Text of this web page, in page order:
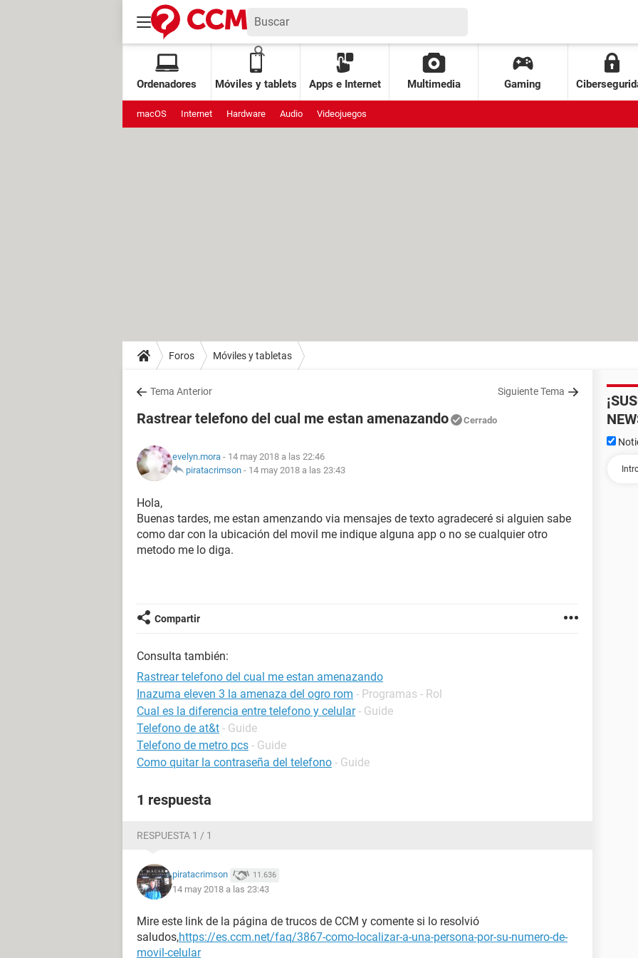
Ordenadores Móviles y tablets Apps e Internet Multimedia Gaming
macOS Internet Hardware Audio Videojuegos
Foros Móviles y tabletas
Tema Anterior Siguiente Tema
Rastrear telefono del cual me estan amenazando Cerrado
evelyn.mora - 14 may 2018 a las 22:46
piratacrimson - 14 may 2018 a las 23:43
Hola,
Buenas tardes, me estan amenzando via mensajes de texto agradeceré si alguien sabe
como dar con la ubicación del movil me indique alguna app o no se cualquier otro
metodo me lo diga.
Compartir
Consulta también:
Rastrear telefono del cual me estan amenazando
Inazuma eleven 3 la amenaza del ogro rom - Programas - Rol
Cual es la diferencia entre telefono y celular - Guide
Telefono de at&t - Guide
Telefono de metro pcs - Guide
Como quitar la contraseña del telefono - Guide
1 respuesta
RESPUESTA 1 / 1
piratacrimson 11.636
14 may 2018 a las 23:43
Mire este link de la página de trucos de CCM y comente si lo resolvió
saludos,https://es.ccm.net/faq/3867-como-localizar-a-una-persona-por-su-numero-de-
movil-celular